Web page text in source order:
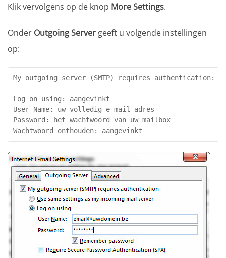
Klik vervolgens op de knop More Settings.
Onder Outgoing Server geeft u volgende instellingen
op:
My outgoing server (SMTP) requires authentication:
Log on using: aangevinkt
User Name: uw volledig e-mail adres
Password: het wachtwoord van uw mailbox